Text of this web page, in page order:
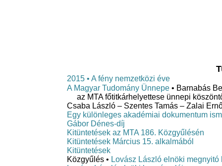
2015 • A fény nemzetközi éve
A Magyar Tudomány Ünnepe • Barnabás
az MTA főtitkárhelyettese ünnepi
Csaba László – Szentes Tamás – Zalai
Egy különleges akadémiai dokumentum
Gábor Dénes-díj
Kitüntetések az MTA 186. Közgyűlésén
Kitüntetések Március 15. alkalmából
Kitüntetések
Közgyűlés • Lovász László elnöki megnyitó